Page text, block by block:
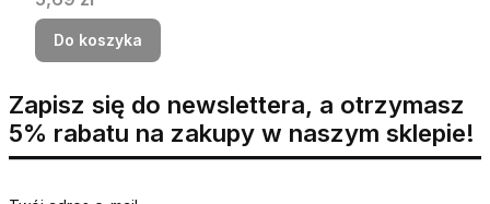
Do koszyka
Zapisz się do newslettera, a otrzymasz
5% rabatu na zakupy w naszym sklepie!